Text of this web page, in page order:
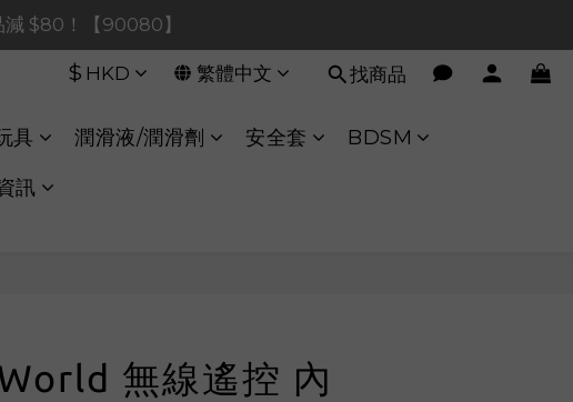
$80！【90080】
$80！【90080】
$20【40020】
凌晨 01:00 至 11:00 暫停交易
$80！【90080】
$ HKD 繁體中文 找商品
具 潤滑液/潤滑劑 安全套 BDSM
訊
無線遙控 內